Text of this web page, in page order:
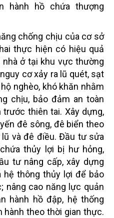
hành hồ chứa thượng
chống chịu của cơ sở
thực hiện có hiệu quả
ở tại khu vực thường
cơ xảy ra lũ quét, sạt
nghèo, khó khăn nhằm
chịu, bảo đảm an toàn
thiên tai. Xây dựng,
đê sông, đê biển theo
và đê điều. Đầu tư sửa
thủy lợi bị hư hỏng,
tư nâng cấp, xây dựng
hệ thông thủy lợi để bảo
nâng cao năng lực quản
hành hồ đập, hệ thống
hành theo thời gian thực.